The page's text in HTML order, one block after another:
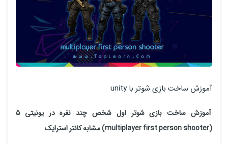
آموزش ساخت بازی شوتر با unity
آموزش ساخت بازی شوتر اول شخص چند نفره در یونیتی 5
(multiplayer first person shooter) مشابه کانتر استرایک